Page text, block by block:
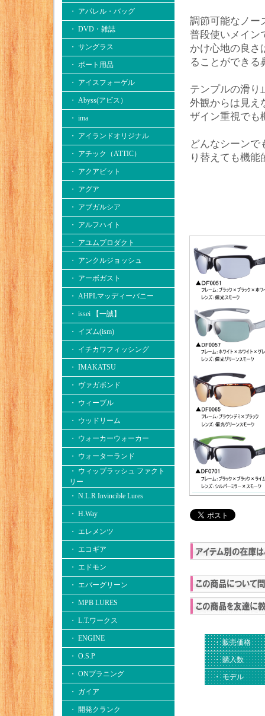
・ アパレル・バッグ
・ DVD・雑誌
・ サングラス
・ ボート用品
・ アイスフォーゲル
・ Abyss(アビス）
・ ima
・ アイランドオリジナル
・ アチック（ATTIC）
・ アクアビット
・ アグア
・ アブガルシア
・ アルフハイト
・ アユムプロダクト
・ アンクルジョッシュ
・ アーボガスト
・ AHPLマッディーバニー
・ issei 【一誠】
・ イズム(ism)
・ イチカワフィッシング
・ IMAKATSU
・ ヴァガボンド
・ ウィーブル
・ ウッドリーム
・ ウォーカーウォーカー
・ ウォーターランド
・ ウィップラッシュ ファクト
リー
・ N.L.R Invincible Lures
・ H.Way
・ エレメンツ
・ エコギア
・ エドモン
・ エバーグリーン
・ MPB LURES
・ L.T.ワークス
・ ENGINE
・ O.S.P
・ ONプラニング
・ ガイア
・ 開発クランク
調節可能なノー
普段使いメイン
かけ心地の良さ
ることができる
テンプルの滑り
外観からは見え
ザイン重視でも
どんなシーンで
り替えても機能
・ 販売価格
・ 購入数
・ モデル